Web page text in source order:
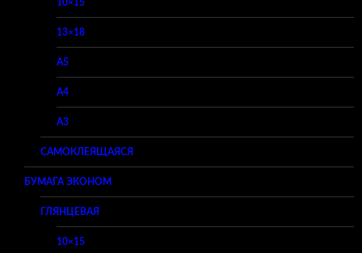
10×15
13×18
A5
A4
A3
САМОКЛЕЯЩАЯСЯ
БУМАГА ЭКОНОМ
ГЛЯНЦЕВАЯ
10×15